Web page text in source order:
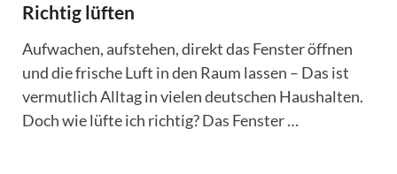
Richtig lüften
Aufwachen, aufstehen, direkt das Fenster öffnen
und die frische Luft in den Raum lassen – Das ist
vermutlich Alltag in vielen deutschen Haushalten.
Doch wie lüfte ich richtig? Das Fenster …